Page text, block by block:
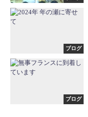
ブログ
ブログ